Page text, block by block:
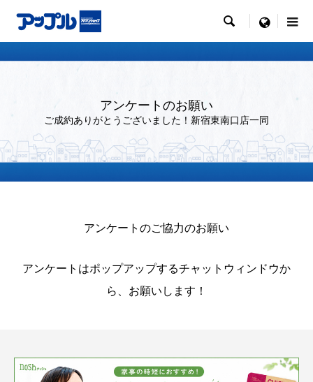
 menu
アンケートのお願い
ご成約ありがとうございました！新宿東南口店一同
アンケートのご協力のお願い
アンケートはポップアップするチャットウィンドウか
ら、お願いします！